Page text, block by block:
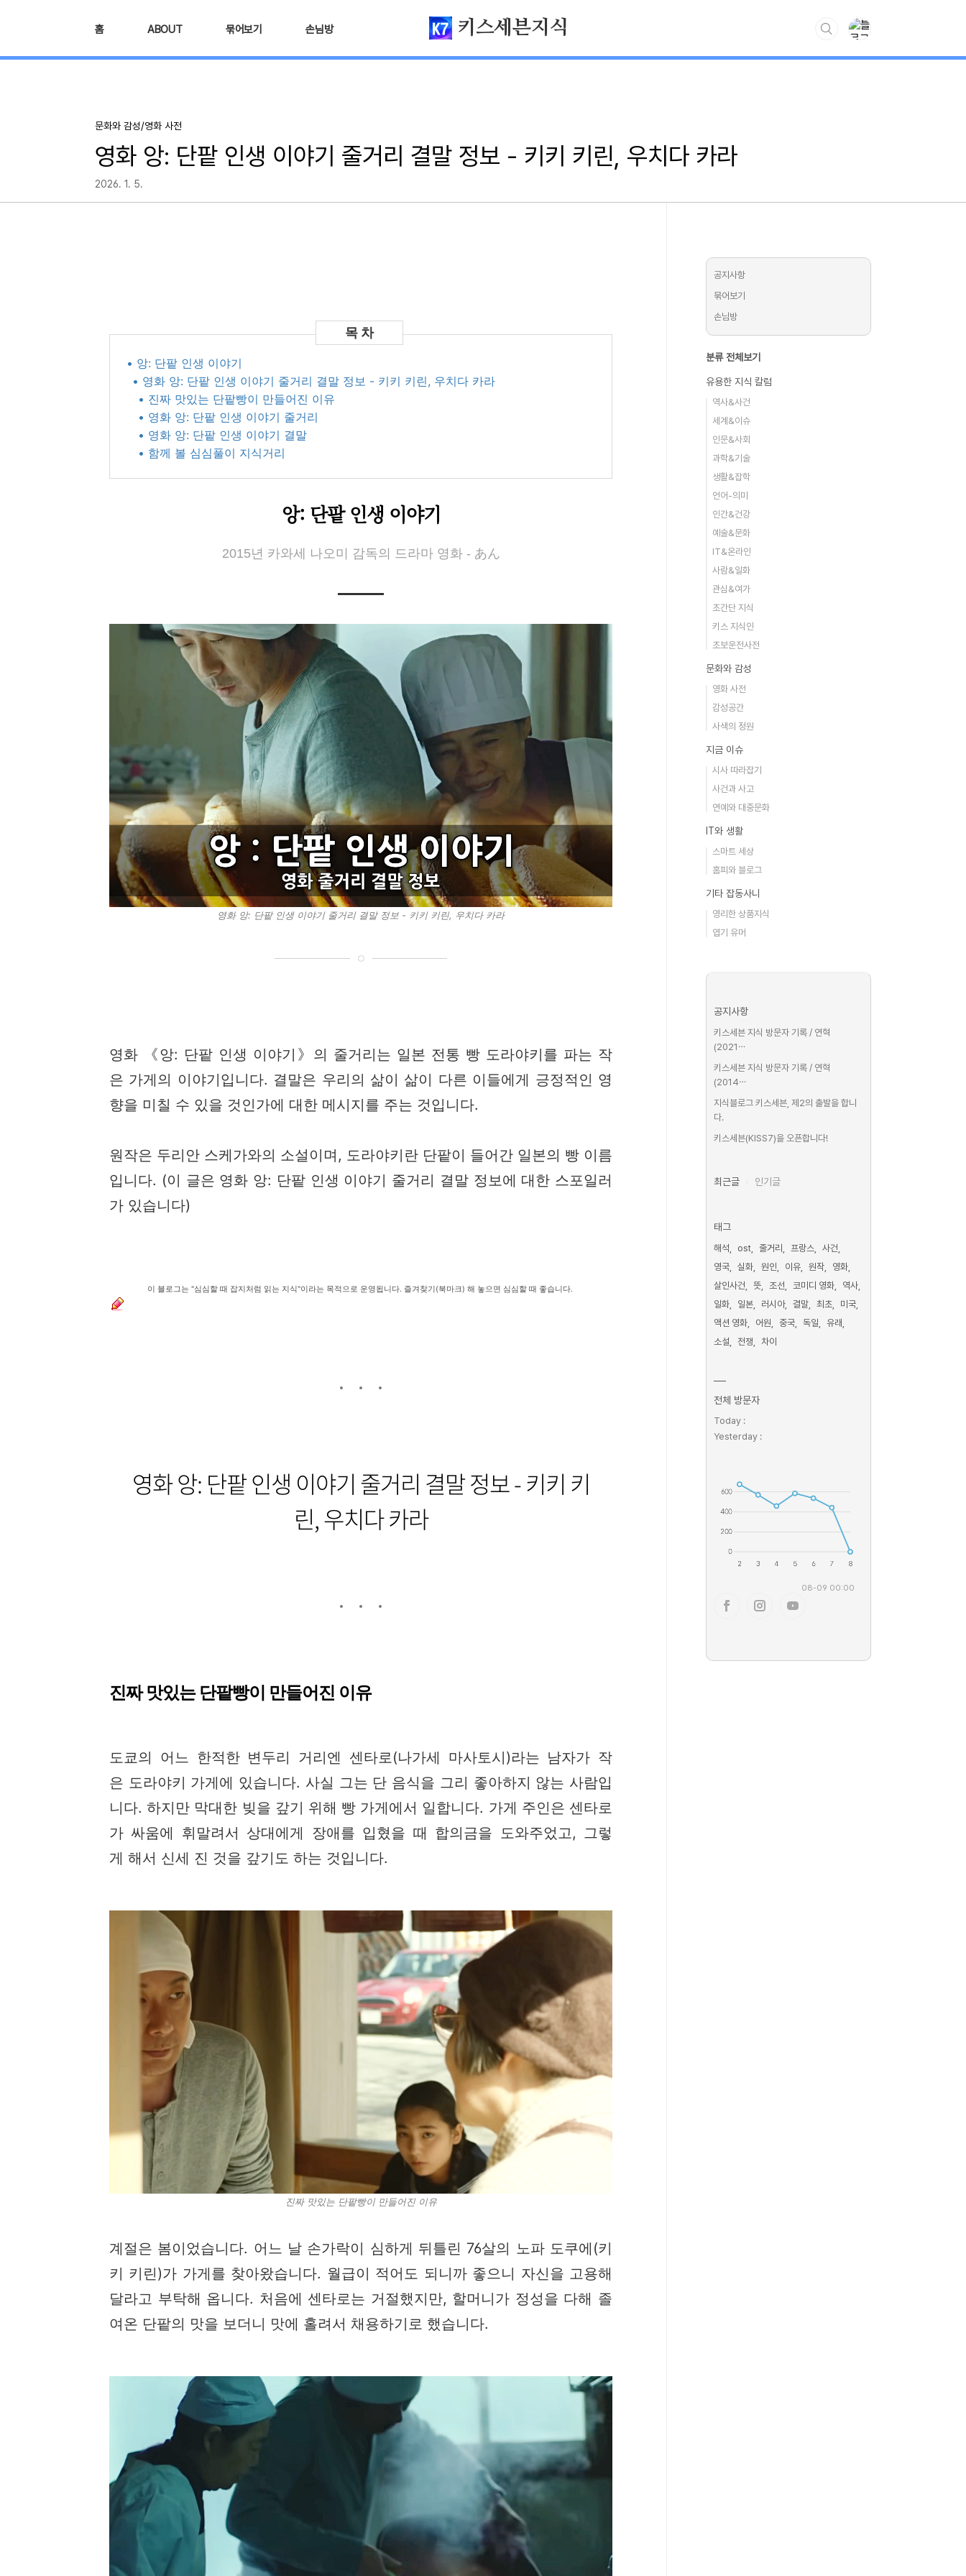
키스세븐지식
홈 ABOUT 묶어보기 손님방
문화와 감성/영화 사전
영화 앙: 단팥 인생 이야기 줄거리 결말 정보 - 키키 키린, 우치다 카라
2026. 1. 5.
• 앙: 단팥 인생 이야기
• 영화 앙: 단팥 인생 이야기 줄거리 결말 정보 - 키키 키린, 우치다 카라
• 진짜 맛있는 단팥빵이 만들어진 이유
• 영화 앙: 단팥 인생 이야기 줄거리
• 영화 앙: 단팥 인생 이야기 결말
• 함께 볼 심심풀이 지식거리
앙: 단팥 인생 이야기
2015년 카와세 나오미 감독의 드라마 영화 - あん
영화 앙: 단팥 인생 이야기 줄거리 결말 정보 - 키키 키린, 우치다 카라
영화 《앙: 단팥 인생 이야기》의 줄거리는 일본 전통 빵 도라야키를 파는 작
은 가게의 이야기입니다. 결말은 우리의 삶이 삶이 다른 이들에게 긍정적인 영
향을 미칠 수 있을 것인가에 대한 메시지를 주는 것입니다.
원작은 두리안 스케가와의 소설이며, 도라야키란 단팥이 들어간 일본의 빵 이름
입니다. (이 글은 영화 앙: 단팥 인생 이야기 줄거리 결말 정보에 대한 스포일러
가 있습니다)
이 블로그는 "심심할 때 잡지처럼 읽는 지식"이라는 목적으로 운영됩니다. 즐겨찾기(북마크) 해 놓으면 심심할 때 좋습니다.
영화 앙: 단팥 인생 이야기 줄거리 결말 정보 - 키키 키
린, 우치다 카라
진짜 맛있는 단팥빵이 만들어진 이유
도쿄의 어느 한적한 변두리 거리엔 센타로(나가세 마사토시)라는 남자가 작
은 도라야키 가게에 있습니다. 사실 그는 단 음식을 그리 좋아하지 않는 사람입
니다. 하지만 막대한 빚을 갚기 위해 빵 가게에서 일합니다. 가게 주인은 센타로
가 싸움에 휘말려서 상대에게 장애를 입혔을 때 합의금을 도와주었고, 그렇
게 해서 신세 진 것을 갚기도 하는 것입니다.
진짜 맛있는 단팥빵이 만들어진 이유
계절은 봄이었습니다. 어느 날 손가락이 심하게 뒤틀린 76살의 노파 도쿠에(키
키 키린)가 가게를 찾아왔습니다. 월급이 적어도 되니까 좋으니 자신을 고용해
달라고 부탁해 옵니다. 처음에 센타로는 거절했지만, 할머니가 정성을 다해 졸
여온 단팥의 맛을 보더니 맛에 홀려서 채용하기로 했습니다.
공지사항
묶어보기
손님방
분류 전체보기
유용한 지식 칼럼
역사&사건
세계&이슈
인문&사회
과학&기술
생활&잡학
언어-의미
인간&건강
예술&문화
IT&온라인
사람&일화
관심&여가
초간단 지식
키스 지식인
초보운전사전
문화와 감성
영화 사전
감성공간
사색의 정원
지금 이슈
시사 따라잡기
사건과 사고
연예와 대중문화
IT와 생활
스마트 세상
홈피와 블로그
기타 잡동사니
영리한 상품지식
엽기 유머
공지사항
키스세븐 지식 방문자 기록 / 연혁
(2021⋯
키스세븐 지식 방문자 기록 / 연혁
(2014⋯
지식블로그 키스세븐, 제2의 출발을 합니
다.
키스세븐(KISS7)을 오픈합니다!
최근글 인기글
태그
해석 ost 줄거리 프랑스
사건
영국
실화 원인 이유 원작
영화
살인사건
뜻 조선 코미디 영화
역사
일화
일본 러시아 결말 최초
미국
액션 영화
어원 중국 독일
유래
소설
전쟁 차이
전체 방문자
Today :
Yesterday :
08-09 00:00